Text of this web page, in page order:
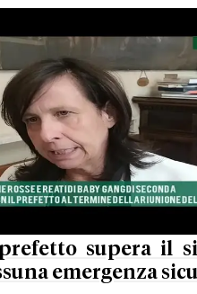
supera il
emergenza